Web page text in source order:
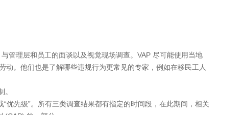
理层和员工的面谈以及视觉现场调查。VAP 尽可能使用当地
。他们也是了解哪些违规行为更常见的专家，例如在移民工人
先级”。所有三类调查结果都有指定的时间段，在此期间，相关